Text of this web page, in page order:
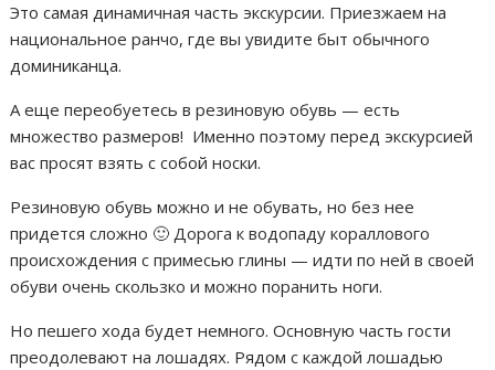
Это самая динамичная часть экскурсии. Приезжаем на
национальное ранчо, где вы увидите быт обычного
доминиканца.
А еще переобуетесь в резиновую обувь — есть
множество размеров! Именно поэтому перед экскурсией
вас просят взять с собой носки.
Резиновую обувь можно и не обувать, но без нее
придется сложно 🙂 Дорога к водопаду кораллового
происхождения с примесью глины — идти по ней в своей
обуви очень скользко и можно поранить ноги.
Но пешего хода будет немного. Основную часть гости
преодолевают на лошадях. Рядом с каждой лошадью